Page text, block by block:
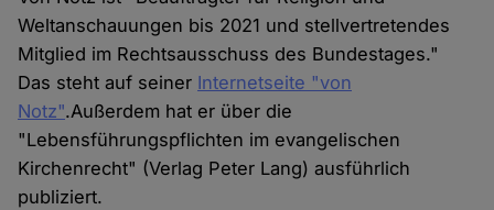
Weltanschauungen bis 2021 und stellvertretendes
Mitglied im Rechtsausschuss des Bundestages."
Das steht auf seiner Internetseite "von
Notz".Außerdem hat er über die
"Lebensführungspflichten im evangelischen
Kirchenrecht" (Verlag Peter Lang) ausführlich
publiziert.
Cookies